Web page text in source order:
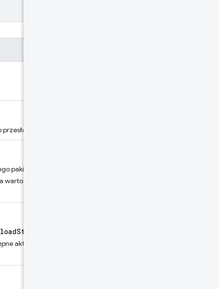
pakiet.
pakietu. Nie zostanie
wartość
aktualizacje, używając